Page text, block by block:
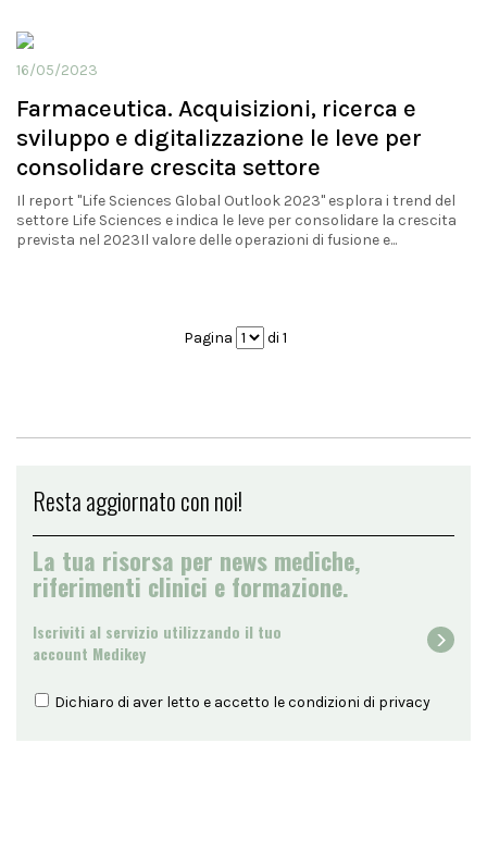
16/05/2023
Farmaceutica. Acquisizioni, ricerca e
sviluppo e digitalizzazione le leve per
consolidare crescita settore
Il report "Life Sciences Global Outlook 2023" esplora i trend del
settore Life Sciences e indica le leve per consolidare la crescita
prevista nel 2023Il valore delle operazioni di fusione e...
Pagina di 1
Resta aggiornato con noi!
La tua risorsa per news mediche,
riferimenti clinici e formazione.
Iscriviti al servizio utilizzando il tuo
account Medikey
Dichiaro di aver letto e accetto le condizioni di privacy